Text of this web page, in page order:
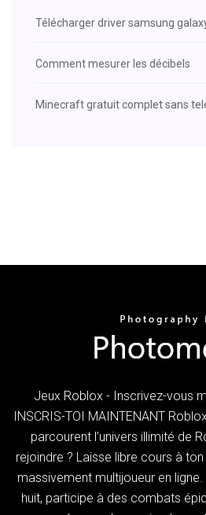
Télécharger driver samsung
Comment mesurer les décibels
Minecraft gratuit complet sans
Jeux Roblox - Inscrivez-vous
INSCRIS-TOI MAINTENANT
parcourent l’univers illimité de
rejoindre ? Laisse libre cours à
massivement multijoueur en
huit, participe à des combats